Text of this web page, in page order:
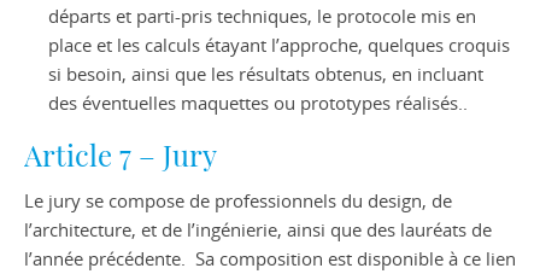
départs et parti-pris techniques, le protocole mis en
place et les calculs étayant l’approche, quelques croquis
si besoin, ainsi que les résultats obtenus, en incluant
des éventuelles maquettes ou prototypes réalisés..
Article 7 – Jury
Le jury se compose de professionnels du design, de
l’architecture, et de l’ingénierie, ainsi que des lauréats de
l’année précédente. Sa composition est disponible à ce lien